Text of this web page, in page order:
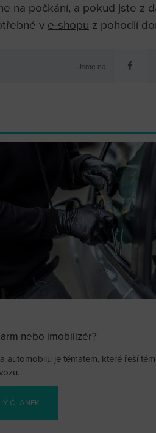
na počkání, a pokud jste z
v e-shopu z pohodlí
Jsme na
nebo imobilizér?
automobilu je tématem, které řeší
ČLÁNEK